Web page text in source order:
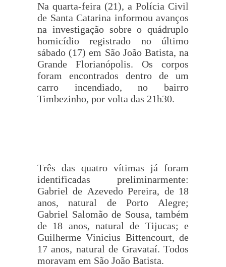
Na quarta-feira (21), a Polícia Civil
de Santa Catarina informou avanços
na investigação sobre o quádruplo
homicídio registrado no último
sábado (17) em São João Batista, na
Grande Florianópolis. Os corpos
foram encontrados dentro de um
carro incendiado, no bairro
Timbezinho, por volta das 21h30.
Três das quatro vítimas já foram
identificadas preliminarmente:
Gabriel de Azevedo Pereira, de 18
anos, natural de Porto Alegre;
Gabriel Salomão de Sousa, também
de 18 anos, natural de Tijucas; e
Guilherme Vinicius Bittencourt, de
17 anos, natural de Gravataí. Todos
moravam em São João Batista.